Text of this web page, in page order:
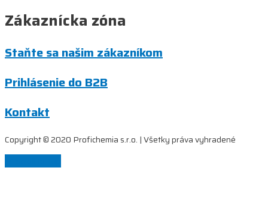
Zákaznícka zóna
Staňte sa našim zákazníkom
Prihlásenie do B2B
Kontakt
Copyright © 2020 Profichemia s.r.o. | Všetky práva vyhradené